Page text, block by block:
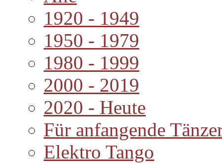
1920 - 1949
1950 - 1979
1980 - 1999
2000 - 2019
2020 - Heute
Für anfangende
Elektro Tango